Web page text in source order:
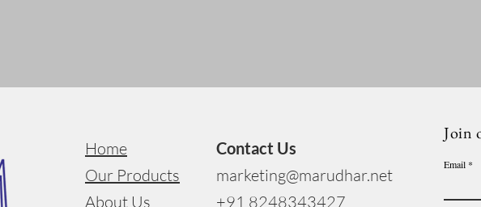
Home
Our Products
About Us
Contact Us
marketing@marudhar.net
+91 8248343427
Join
Email